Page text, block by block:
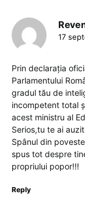
17
Prin declarația
Parlamentului
gradul tău de
incompetent total
acest ministru al
Serios,tu te ai
Spânul din
spus tot despre
propriului popor!!!
Reply